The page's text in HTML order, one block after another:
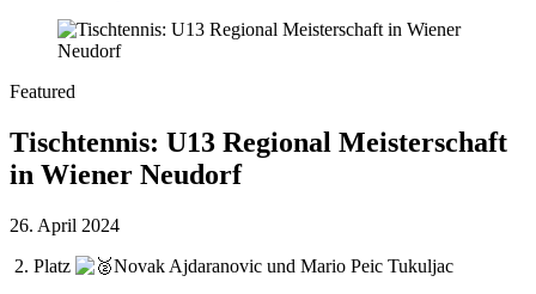
Featured
Tischtennis: U13 Regional Meisterschaft
in Wiener Neudorf
26. April 2024
2. Platz
Novak Ajdaranovic und Mario Peic Tukuljac